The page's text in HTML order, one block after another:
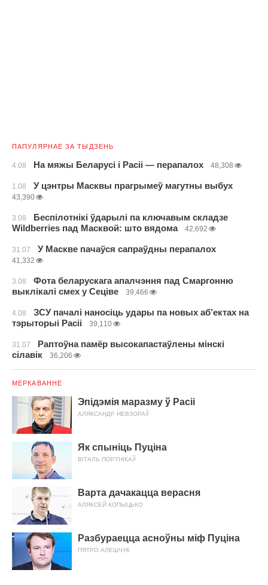
ПАПУЛЯРНАЕ ЗА ТЫДЗЕНЬ
4.08 На мяжы Беларусі і Расіі — перапалох 48,308
1.08 У цэнтры Масквы прагрымеў магутны выбух
43,390
3.08
Беспілотнікі ўдарылі па ключавым складзе
Wildberries пад Масквой: што вядома
42,692
31.07 У Маскве пачаўся сапраўдны перапалох
41,332
3.08
Фота беларускага апалчэння пад Смаргонню
выклікалі смех у Сеціве
39,466
4.08
ЗСУ пачалі наносіць удары па новых аб’ектах на
тэрыторыі Расіі
39,110
31.07
Раптоўна памёр высокапастаўлены мінскі
сілавік
36,206
МЕРКАВАННЕ
Эпідэмія маразму ў Расіі
АЛЯКСАНДР НЕВЗОРАЎ
Як спыніць Пуціна
ВІТАЛЬ ПОРТНІКАЎ
Варта дачакацца верасня
АЛЯКСЕЙ КОПЫЦЬКО
Разбураецца асноўны міф Пуціна
ПЯТРО АЛЕШЧУК